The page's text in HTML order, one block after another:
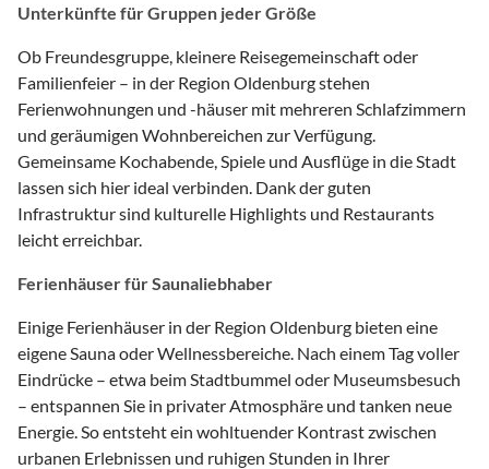
Unterkünfte für Gruppen jeder Größe
Ob Freundesgruppe, kleinere Reisegemeinschaft oder
Familienfeier – in der Region Oldenburg stehen
Ferienwohnungen und -häuser mit mehreren Schlafzimmern
und geräumigen Wohnbereichen zur Verfügung.
Gemeinsame Kochabende, Spiele und Ausflüge in die Stadt
lassen sich hier ideal verbinden. Dank der guten
Infrastruktur sind kulturelle Highlights und Restaurants
leicht erreichbar.
Ferienhäuser für Saunaliebhaber
Einige Ferienhäuser in der Region Oldenburg bieten eine
eigene Sauna oder Wellnessbereiche. Nach einem Tag voller
Eindrücke – etwa beim Stadtbummel oder Museumsbesuch
– entspannen Sie in privater Atmosphäre und tanken neue
Energie. So entsteht ein wohltuender Kontrast zwischen
urbanen Erlebnissen und ruhigen Stunden in Ihrer